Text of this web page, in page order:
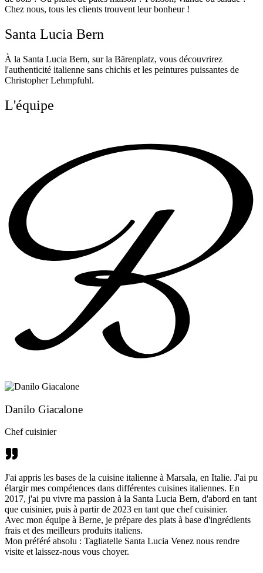
Chez nous, tous les clients trouvent leur bonheur !
Santa Lucia Bern
À la Santa Lucia Bern, sur la Bärenplatz, vous découvrirez
l'authenticité italienne sans chichis et les peintures puissantes de
Christopher Lehmpfuhl.
L'équipe
Danilo Giacalone
Chef cuisinier
J'ai appris les bases de la cuisine italienne à Marsala, en Italie. J'ai pu
élargir mes compétences dans différentes cuisines italiennes. En
2017, j'ai pu vivre ma passion à la Santa Lucia Bern, d'abord en tant
que cuisinier, puis à partir de 2023 en tant que chef cuisinier.
Avec mon équipe à Berne, je prépare des plats à base d'ingrédients
frais et des meilleurs produits italiens.
Mon préféré absolu : Tagliatelle Santa Lucia Venez nous rendre
visite et laissez-nous vous choyer.